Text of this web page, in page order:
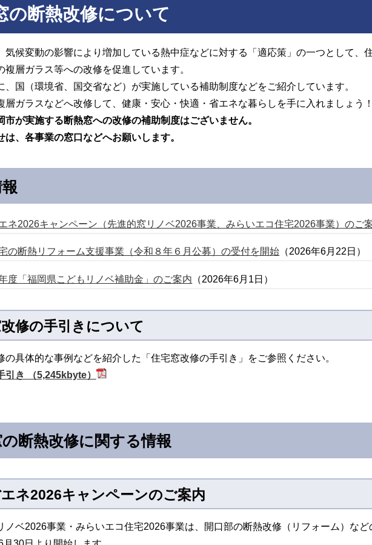
の断熱改修について
気候変動の影響により増加している熱中症などに対する「適応策」の一つとして、
複層ガラス等への改修を促進しています。
、国（環境省、国交省など）が実施している補助制度などをご紹介しています。
層ガラスなどへ改修して、健康・安心・快適・省エネな暮らしを手に入れましょう
市が実施する断熱窓への改修の補助制度はございません。
は、各事業の窓口などへお願いします。
ネ2026キャンペーン（先進的窓リノベ2026事業、みらいエコ住宅2026事業）のご
の断熱リフォーム支援事業（令和８年６月公募）の受付を開始 （2026年6月22日）
度「福岡県こどもリノベ補助金」のご案内 （2026年6月1日）
修の手引きについて
の具体的な事例などを紹介した「住宅窓改修の手引き」をご参照ください。
引き （5,245kbyte）
断熱改修に関する情報
ネ2026キャンペーンのご案内
ノベ2026事業・みらいエコ住宅2026事業は、開口部の断熱改修（リフォーム）な